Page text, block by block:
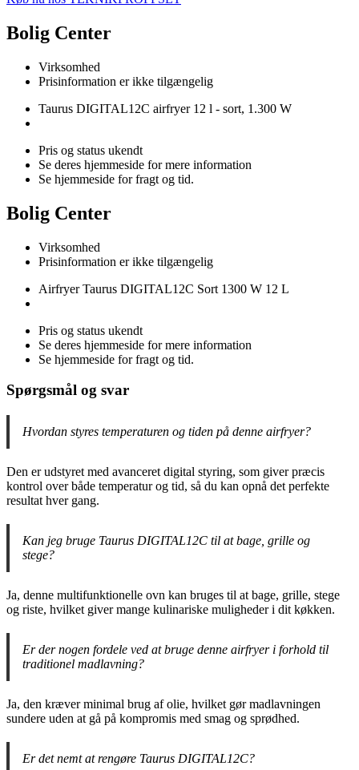
Bolig Center
Virksomhed
Prisinformation er ikke tilgængelig
Taurus DIGITAL12C airfryer 12 l - sort, 1.300 W
Pris og status ukendt
Se deres hjemmeside for mere information
Se hjemmeside for fragt og tid.
Bolig Center
Virksomhed
Prisinformation er ikke tilgængelig
Airfryer Taurus DIGITAL12C Sort 1300 W 12 L
Pris og status ukendt
Se deres hjemmeside for mere information
Se hjemmeside for fragt og tid.
Spørgsmål og svar
Hvordan styres temperaturen og tiden på denne airfryer?
Den er udstyret med avanceret digital styring, som giver præcis
kontrol over både temperatur og tid, så du kan opnå det perfekte
resultat hver gang.
Kan jeg bruge Taurus DIGITAL12C til at bage, grille og
stege?
Ja, denne multifunktionelle ovn kan bruges til at bage, grille, stege
og riste, hvilket giver mange kulinariske muligheder i dit køkken.
Er der nogen fordele ved at bruge denne airfryer i forhold til
traditionel madlavning?
Ja, den kræver minimal brug af olie, hvilket gør madlavningen
sundere uden at gå på kompromis med smag og sprødhed.
Er det nemt at rengøre Taurus DIGITAL12C?